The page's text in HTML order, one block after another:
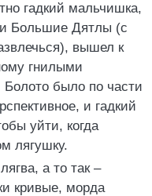
гадкий мальчишка,
Большие Дятлы (с
вышел к
гнилыми
было по части
и гадкий
уйти, когда
лягушку.
а то так –
кривые, морда